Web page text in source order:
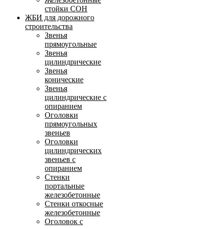
стойки СОН
ЖБИ для дорожного
строительства
Звенья
прямоугольные
Звенья
цилиндрические
Звенья
конические
Звенья
цилиндрические с
опиранием
Оголовки
прямоугольных
звеньев
Оголовки
цилиндрических
звеньев с
опиранием
Стенки
портальные
железобетонные
Стенки откосные
железобетонные
Оголовок с